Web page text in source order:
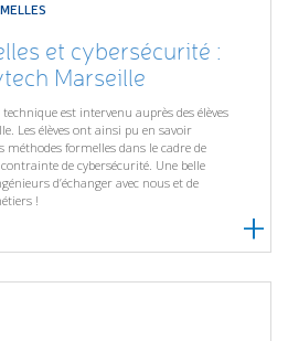
et cybersécurité :
Marseille
est intervenu auprès des élèves
Les élèves ont ainsi pu en savoir
méthodes formelles dans le cadre de
de cybersécurité. Une belle
d’échanger avec nous et de
!